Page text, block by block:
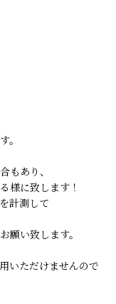
。
もあり、
様に致します！
計測して
願い致します。
いただけませんので